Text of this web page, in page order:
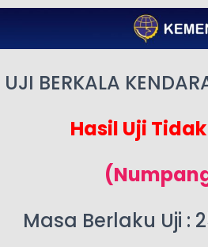
UJI BERKALA
Hasil Uji
Masa Berlaku Uji :